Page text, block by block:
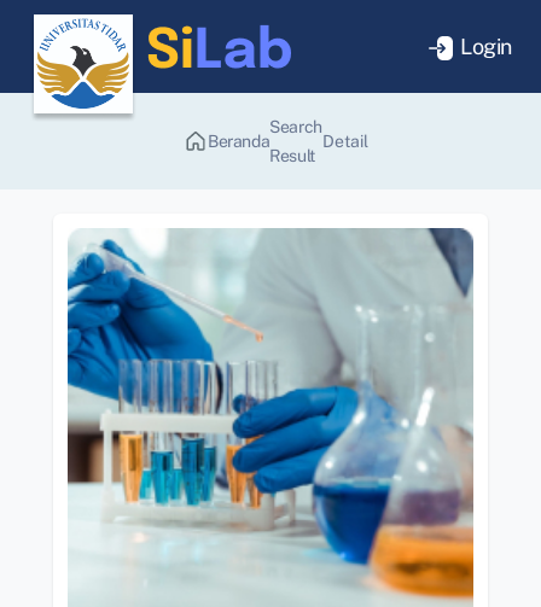
Login
Beranda
Search
Result
Detail